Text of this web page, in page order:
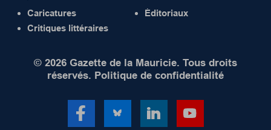
Caricatures
Critiques littéraires
Éditoriaux
© 2026 Gazette de la Mauricie. Tous droits
réservés. Politique de confidentialité